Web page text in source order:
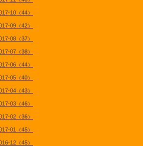
10（44）
09（42）
08（37）
07（38）
06（44）
05（40）
04（43）
03（46）
02（36）
01（45）
12（45）